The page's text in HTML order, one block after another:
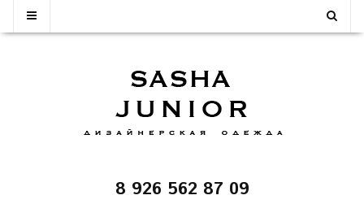
8 926 562 87 09